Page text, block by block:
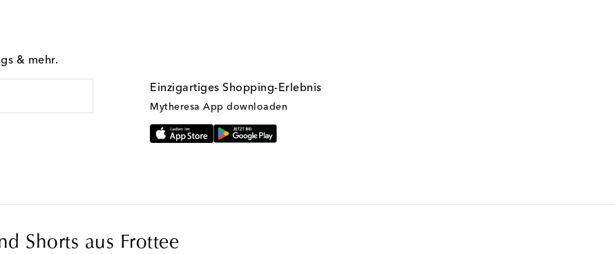
& mehr.
Einzigartiges Shopping-Erlebnis
Mytheresa App downloaden
Shorts aus Frottee